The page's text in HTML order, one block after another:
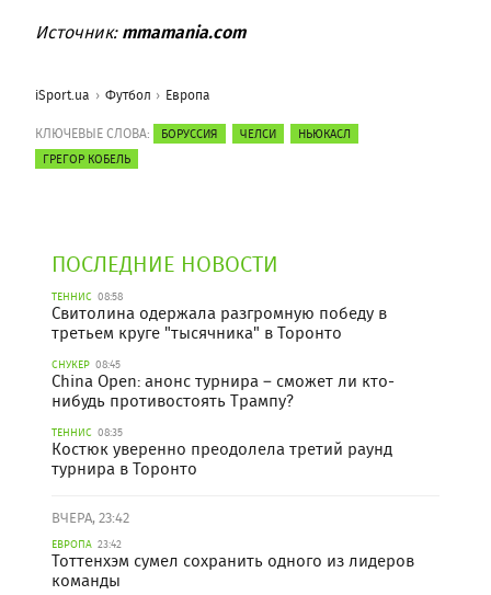
Источник:mmamania.com
iSport.ua Футбол Европа
КЛЮЧЕВЫЕ СЛОВА: БОРУССИЯ ЧЕЛСИ
НЬЮКАСЛ
ГРЕГОР КОБЕЛЬ
ПОСЛЕДНИЕ НОВОСТИ
ТЕННИС 08:58
Свитолина одержала разгромную победу в
третьем круге "тысячника" в Торонто
СНУКЕР 08:45
China Open: анонс турнира – сможет ли кто-
нибудь противостоять Трампу?
ТЕННИС 08:35
Костюк уверенно преодолела третий раунд
турнира в Торонто
ВЧЕРА, 23:42
ЕВРОПА 23:42
Тоттенхэм сумел сохранить одного из лидеров
команды